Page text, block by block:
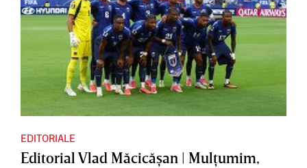
EDITORIALE
Editorial Vlad Măcicăşan | Mulţumim,